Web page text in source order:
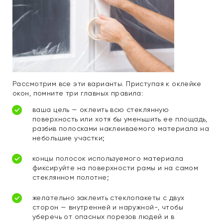
Рассмотрим все эти варианты. Приступая к оклейке
окон, помните три главных правила:
ваша цель — оклеить всю стеклянную
поверхность или хотя бы уменьшить ее площадь,
разбив полосками наклеиваемого материала на
небольшие участки;
концы полосок используемого материала
фиксируйте на поверхности рамы и на самом
стеклянном полотне;
желательно заклеить стеклопакеты с двух
сторон — внутренней и наружной-, чтобы
уберечь от опасных порезов людей и в